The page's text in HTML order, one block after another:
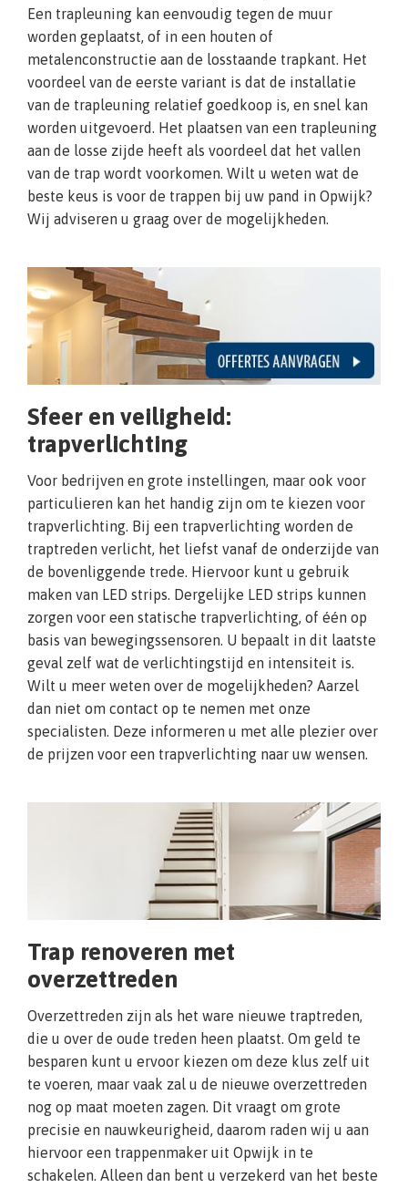
Een trapleuning kan eenvoudig tegen de muur
worden geplaatst, of in een houten of
metalenconstructie aan de losstaande trapkant. Het
voordeel van de eerste variant is dat de installatie
van de trapleuning relatief goedkoop is, en snel kan
worden uitgevoerd. Het plaatsen van een trapleuning
aan de losse zijde heeft als voordeel dat het vallen
van de trap wordt voorkomen. Wilt u weten wat de
beste keus is voor de trappen bij uw pand in Opwijk?
Wij adviseren u graag over de mogelijkheden.
Sfeer en veiligheid:
trapverlichting
Voor bedrijven en grote instellingen, maar ook voor
particulieren kan het handig zijn om te kiezen voor
trapverlichting. Bij een trapverlichting worden de
traptreden verlicht, het liefst vanaf de onderzijde van
de bovenliggende trede. Hiervoor kunt u gebruik
maken van LED strips. Dergelijke LED strips kunnen
zorgen voor een statische trapverlichting, of één op
basis van bewegingssensoren. U bepaalt in dit laatste
geval zelf wat de verlichtingstijd en intensiteit is.
Wilt u meer weten over de mogelijkheden? Aarzel
dan niet om contact op te nemen met onze
specialisten. Deze informeren u met alle plezier over
de prijzen voor een trapverlichting naar uw wensen.
Trap renoveren met
overzettreden
Overzettreden zijn als het ware nieuwe traptreden,
die u over de oude treden heen plaatst. Om geld te
besparen kunt u ervoor kiezen om deze klus zelf uit
te voeren, maar vaak zal u de nieuwe overzettreden
nog op maat moeten zagen. Dit vraagt om grote
precisie en nauwkeurigheid, daarom raden wij u aan
hiervoor een trappenmaker uit Opwijk in te
schakelen. Alleen dan bent u verzekerd van het beste